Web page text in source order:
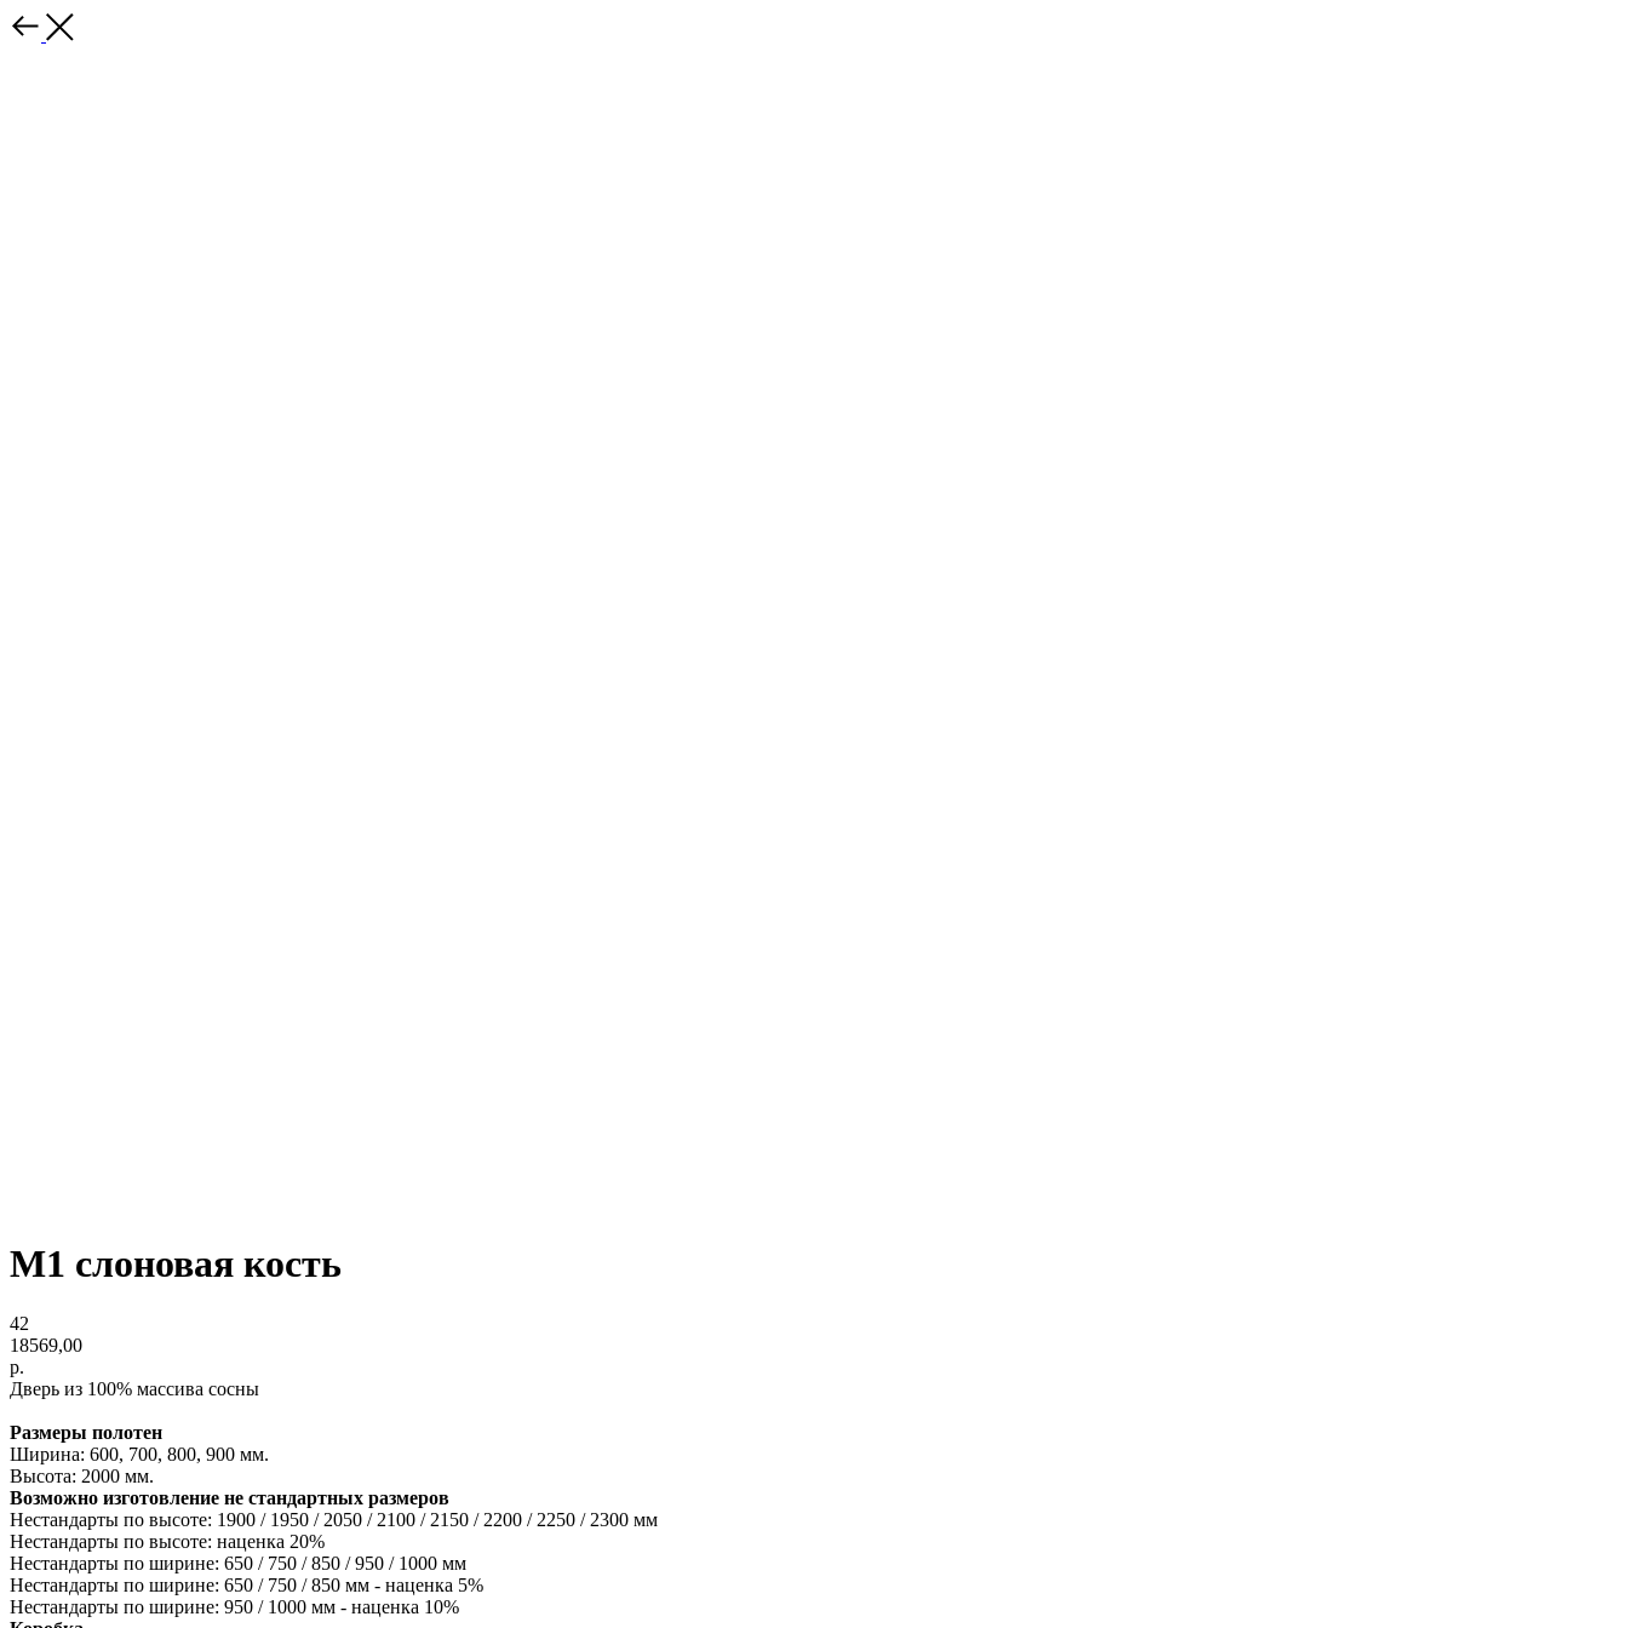
М1 слоновая кость
42
18569,00
р.
Дверь из 100% массива сосны
Размеры полотен
Ширина: 600, 700, 800, 900 мм.
Высота: 2000 мм.
Возможно изготовление не стандартных размеров
Нестандарты по высоте: 1900 / 1950 / 2050 / 2100 / 2150 / 2200 / 2250 / 2300 мм
Нестандарты по высоте: наценка 20%
Нестандарты по ширине: 650 / 750 / 850 / 950 / 1000 мм
Нестандарты по ширине: 650 / 750 / 850 мм - наценка 5%
Нестандарты по ширине: 950 / 1000 мм - наценка 10%